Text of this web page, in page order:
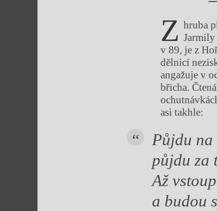
Z hruba
Jarmily
v 89, je z
dělnicí
angažuje v
břicha.
asi takhle:
Půjdu
půjdu za
Až
a budou